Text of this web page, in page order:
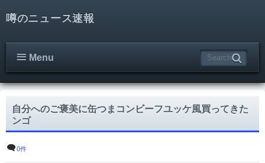
噂のニュース速報
Menu
自分へのご褒美に缶つまコンビーフユッケ風買ってきた
ンゴ
0件